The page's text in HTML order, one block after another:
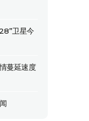
卫星今
蔓延速度